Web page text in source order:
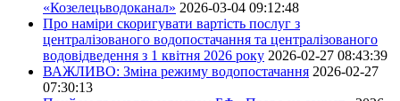
«Козелецьводоканал» 2026-03-04 09:12:48
Про наміри скоригувати вартість послуг з
централізованого водопостачання та централізованого
водовідведення з 1 квітня 2026 року 2026-02-27 08:43:39
ВАЖЛИВО: Зміна режиму водопостачання 2026-02-27
07:30:13